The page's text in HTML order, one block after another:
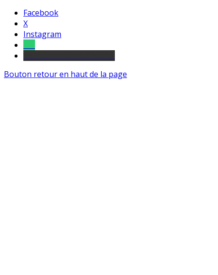
Facebook
X
Instagram
Bouton retour en haut de la page